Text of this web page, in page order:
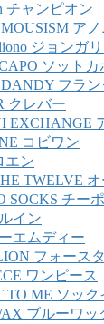
チャンピオン
ア
ジョンガ
ソットカ
フラン
クレバー
EXCHANGE
コビワン
エン
TWELVE
SOCKS チー
イン
エムディー
フォース
ワンピース
TO ME ソッ
ブルーワッ